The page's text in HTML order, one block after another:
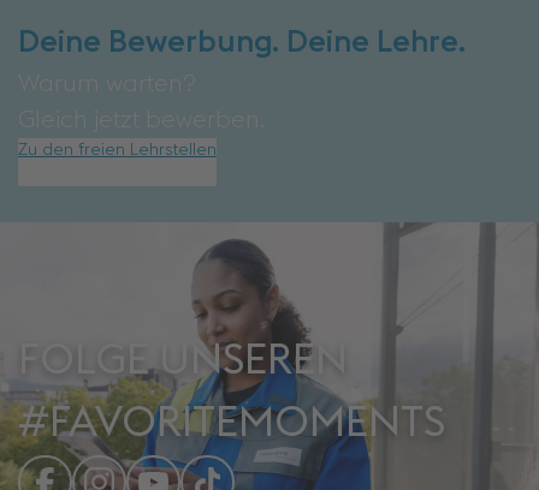
Deine Bewerbung. Deine Lehre.
Warum warten?
Gleich jetzt bewerben.
Zu den freien Lehrstellen
FOLGE UNSEREN
#FAVORITEMOMENTS